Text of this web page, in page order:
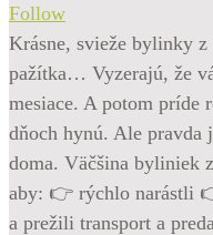
Follow
Krásne, svieže bylinky z
pažítka… Vyzerajú, že
mesiace. A potom príde
dňoch hynú. Ale pravda
doma. Väčšina byliniek
aby: 👉 rýchlo narástli
a prežili transport a